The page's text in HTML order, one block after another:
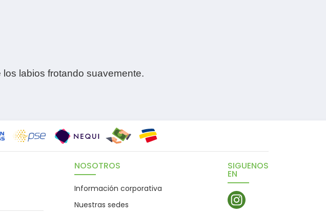
labios frotando suavemente.
NOSOTROS
Información corporativa
Nuestras sedes
SIGUENOS
EN